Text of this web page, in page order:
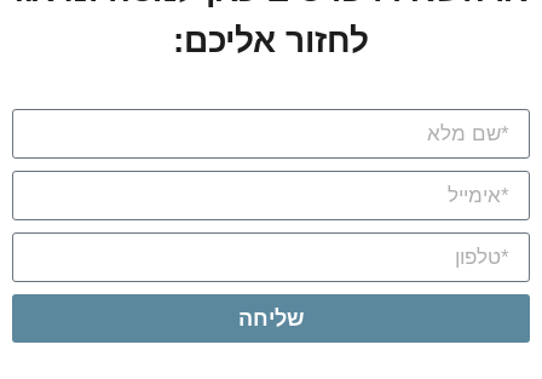
לחזור אליכם:
שליחה